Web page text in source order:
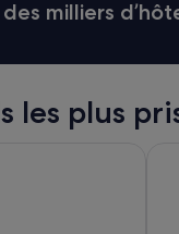
milliers
les plus